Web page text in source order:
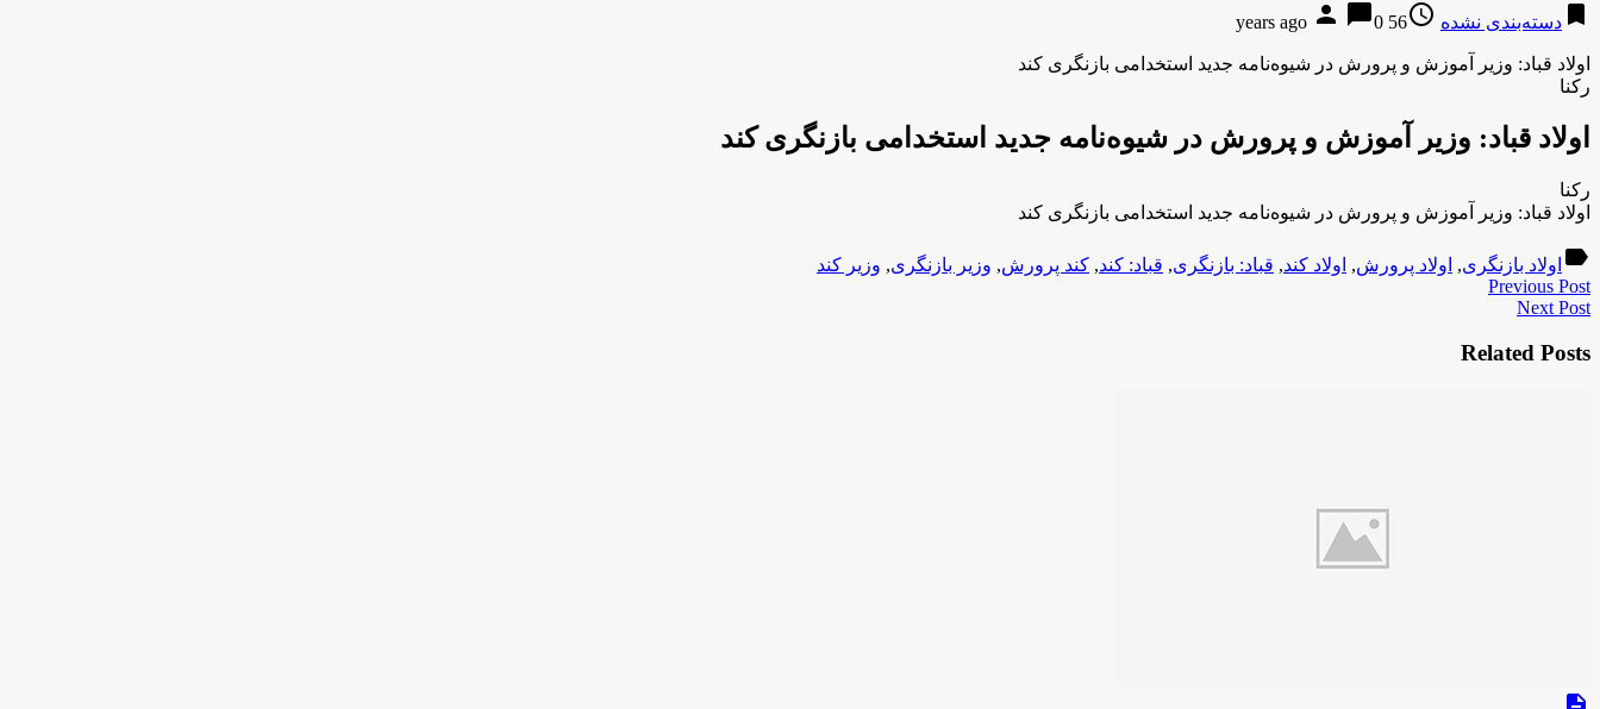
bookmark دسته‌بندی نشده access_time
56 years ago
person chat_bubble0
اولاد قباد: وزیر آموزش و پرورش در شیوه‌نامه جدید استخدامی بازنگری کند
رکنا
اولاد قباد: وزیر آموزش و پرورش در شیوه‌نامه جدید استخدامی بازنگری کند
رکنا
اولاد قباد: وزیر آموزش و پرورش در شیوه‌نامه جدید استخدامی بازنگری کند
label اولاد بازنگری, اولاد پرورش, اولاد کند, قباد: بازنگری, قباد: کند, کند پرورش, وزیر بازنگری, وزیر کند
Previous Post
Next Post
Related Posts